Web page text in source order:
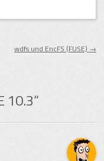
wdfs und EncFS (FUSE) →
10.3“